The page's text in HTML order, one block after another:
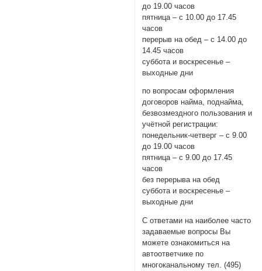
до 19.00 часов
пятница – с 10.00 до 17.45
часов
перерыв на обед – с 14.00 до
14.45 часов
суббота и воскресенье –
выходные дни
по вопросам оформления
договоров найма, поднайма,
безвозмездного пользования и
учётной регистрации:
понедельник-четверг – с 9.00
до 19.00 часов
пятница – с 9.00 до 17.45
часов
без перерыва на обед
суббота и воскресенье –
выходные дни
С ответами на наиболее часто
задаваемые вопросы Вы
можете ознакомиться на
автоответчике по
многоканальному тел. (495)